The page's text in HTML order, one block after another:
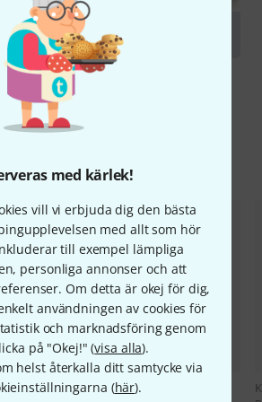
med kärlek!
vill vi erbjuda dig den bästa
med allt som hör
till exempel lämpliga
personliga annonser och att
Om detta är okej för dig,
användningen av cookies för
och marknadsföring genom
på "Okej!" (visa alla).
helst återkalla ditt samtycke via
(här).
alternativ
Köbl EditionEtüdenspaß